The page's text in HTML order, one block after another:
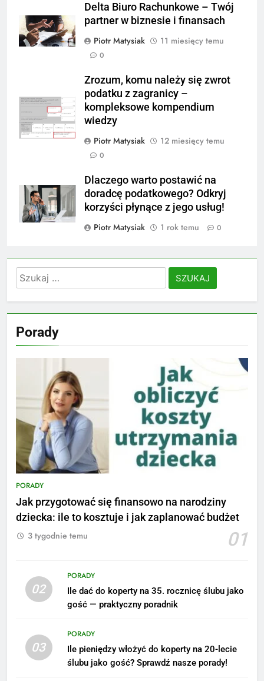
Delta Biuro Rachunkowe – Twój
partner w biznesie i finansach
Piotr Matysiak
11 miesięcy temu
0
Zrozum, komu należy się zwrot
podatku z zagranicy –
kompleksowe kompendium
wiedzy
Piotr Matysiak
12 miesięcy temu
0
Dlaczego warto postawić na
doradcę podatkowego? Odkryj
korzyści płynące z jego usług!
Piotr Matysiak
1 rok temu 0
Szukaj:
Porady
PORADY
Jak przygotować się finansowo na narodziny
dziecka: ile to kosztuje i jak zaplanować budżet
01
3 tygodnie temu
02
PORADY
Ile dać do koperty na 35. rocznicę ślubu jako
gość — praktyczny poradnik
03
PORADY
Ile pieniędzy włożyć do koperty na 20-lecie
ślubu jako gość? Sprawdź nasze porady!
stanowisku
ZAROBKI